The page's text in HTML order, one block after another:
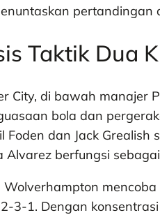
pertandingan
Taktik Dua
City, di bawah manajer
bola dan
Foden dan Jack
Alvarez berfungsi
Wolverhampton
3-1. Dengan